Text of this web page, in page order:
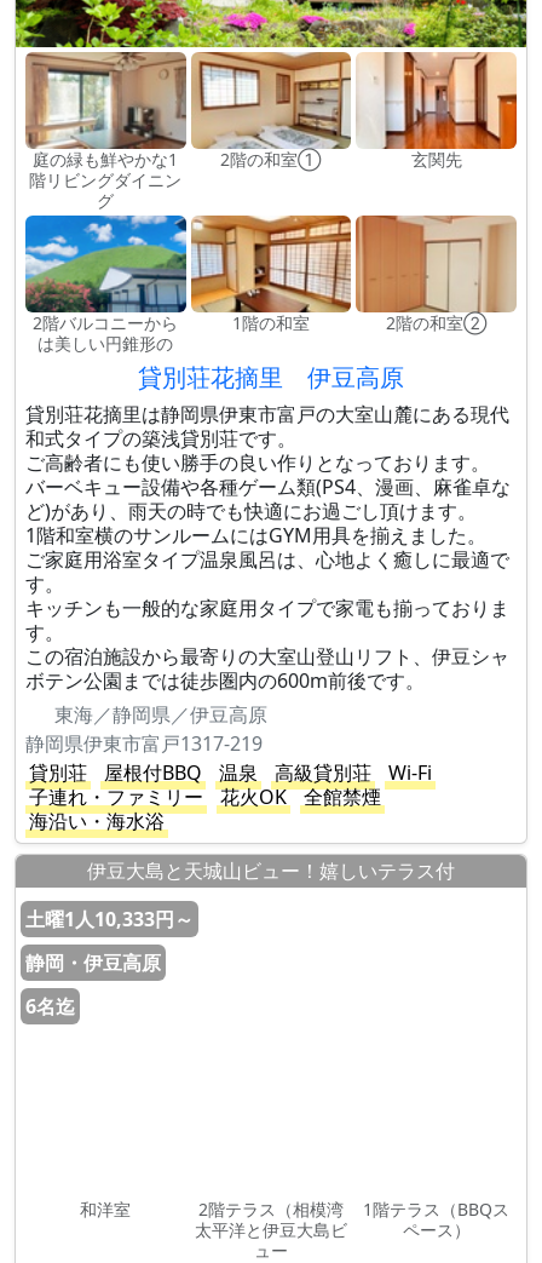
庭の緑も鮮やかな1
階リビングダイニン
グ
2階の和室① 玄関先
2階バルコニーから
は美しい円錐形の
1階の和室 2階の和室②
貸別荘花摘里 伊豆高原
貸別荘花摘里は静岡県伊東市富戸の大室山麓にある現代
和式タイプの築浅貸別荘です。
ご高齢者にも使い勝手の良い作りとなっております。
バーベキュー設備や各種ゲーム類(PS4、漫画、麻雀卓な
ど)があり、雨天の時でも快適にお過ごし頂けます。
1階和室横のサンルームにはGYM用具を揃えました。
ご家庭用浴室タイプ温泉風呂は、心地よく癒しに最適で
す。
キッチンも一般的な家庭用タイプで家電も揃っておりま
す。
この宿泊施設から最寄りの大室山登山リフト、伊豆シャ
ボテン公園までは徒歩圏内の600m前後です。
東海／静岡県／伊豆高原
静岡県伊東市富戸1317-219
貸別荘
屋根付BBQ 温泉 高級貸別荘
Wi-Fi
子連れ・ファミリー
花火OK
全館禁煙
海沿い・海水浴
伊豆大島と天城山ビュー！嬉しいテラス付
土曜1人10,333円～
静岡・伊豆高原
6名迄
和洋室
2階テラス（相模湾
太平洋と伊豆大島ビ
ュー
1階テラス（BBQス
ペース）